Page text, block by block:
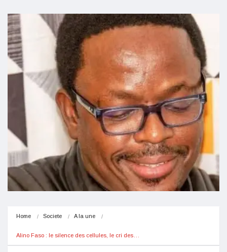
Home Societe A la une
Alino Faso : le silence des cellules, le cri des…